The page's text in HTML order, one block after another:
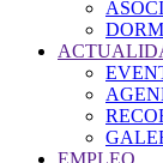
EMPLEO